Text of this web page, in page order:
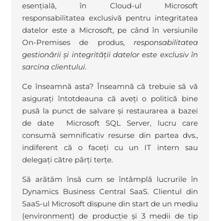
esențială, în Cloud-ul Microsoft
responsabilitatea exclusivă pentru integritatea
datelor este a Microsoft, pe când în versiunile
On-Premises de produs, responsabilitatea
gestionării și integrității datelor este exclusiv în
sarcina clientului.
Ce înseamnă asta? Înseamnă că trebuie să vă
asigurați întotdeauna că aveți o politică bine
pusă la punct de salvare și restaurarea a bazei
de date Microsoft SQL Server, lucru care
consumă semnificativ resurse din partea dvs.,
indiferent că o faceți cu un IT intern sau
delegați către părți terțe.
Să arătăm însă cum se întâmplă lucrurile în
Dynamics Business Central SaaS. Clientul din
SaaS-ul Microsoft dispune din start de un mediu
(environment) de producție și 3 medii de tip